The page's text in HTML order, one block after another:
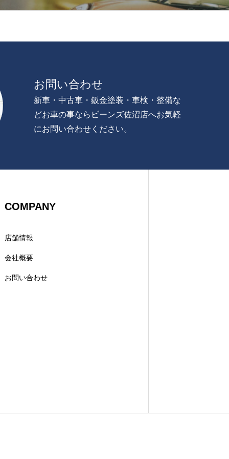
お問い合わせ
新車・中古車・鈑金塗装・車検・整備な
どお車の事ならビーンズ佐沼店へお気軽
にお問い合わせください。
COMPANY
店舗情報
会社概要
お問い合わせ